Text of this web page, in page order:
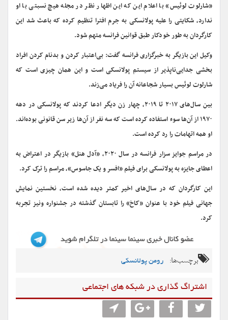
«شارلوت لوئیس» با اعلام این که این اظهار نظر در مجله هیچ نسبتی با او
ندارد، شکایتی را علیه پولانسکی به جرم افترا تنظیم کرده که باعث شد این
کارگردان به طور خودکار طبق قوانین فرانسه متهم شود.
وکیل این بازیگر به خبرگزاری فرانسه گفت: بی‌اعتبار کردن و بدنام کردن افراد
بخشی جدایی‌ناپذیر از سیستم پولانسکی است و این همان چیزی است که
شارلوت لوئیس بسیار شجاعانه آن را فریاد می‌زند.
بین سال‌های ۲۰۱۷ تا ۲۰۱۹، چهار زن دیگر ادعا کردند که پولانسکی در دهه
۱۹۷۰ از آن‌ها سوء استفاده کرده است که سه نفر از آن‌ها زیر سن قانونی بوده‌اند.
او همه اتهامات را رد کرده است.
در مراسم جوایز سزار فرانسه در سال ۲۰۲۰، «آدل هنل» بازیگر در اعتراض به
اعطای جایزه به پولانسکی برای فیلم «افسر و یک جاسوس»، مراسم را ترک کرد.
این کارگردان که در سال‌های اخیر کمتر دیده شده است، نخستین نمایش
جهانی فیلم خود با عنوان «کاخ» را تابستان گذشته در جشنواره ونیز تجربه
کرد.
برچسب‌ها: رومن پولانسکی
اشتراگ گذاری در شبکه های اجتماعی